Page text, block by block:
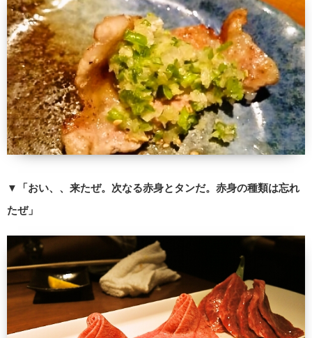
▼
「おい、、来たぜ。次なる赤身とタンだ。赤身の種類は忘れ
たぜ」